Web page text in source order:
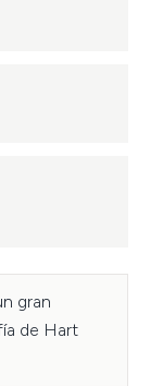
gran
de Hart